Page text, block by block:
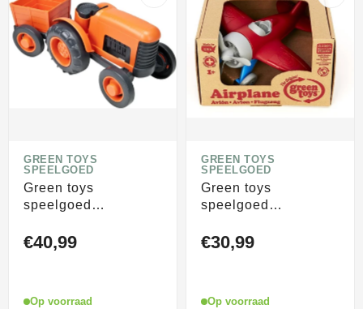
GREEN TOYS
SPEELGOED
Green toys
speelgoed
met aanhangwagen -
€40,99
Op voorraad
GREEN TOYS
SPEELGOED
Green toys
speelgoed
rood - green toys
€30,99
Op voorraad